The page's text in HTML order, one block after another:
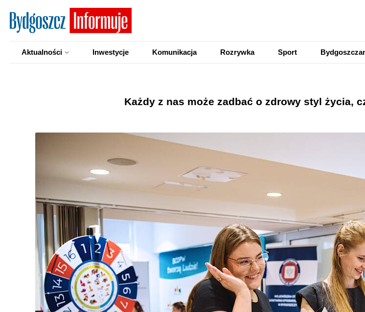
Aktualności Inwestycje Komunikacja Rozrywka Sport
Każdy z nas może zadbać o zdrowy styl życia,